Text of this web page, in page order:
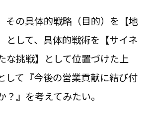
その具体的戦略（目的）を【地
として、具体的戦術を【サイネ
な挑戦】として位置づけた上
して『今後の営業貢献に結び付
？』を考えてみたい。